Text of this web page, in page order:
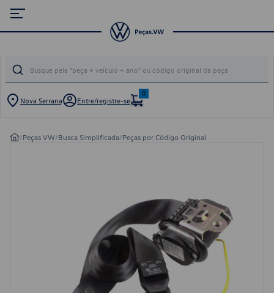
Nova Serrana Entre/registre-se
0
/Peças VW/Busca Simplificada/Peças por Código Original